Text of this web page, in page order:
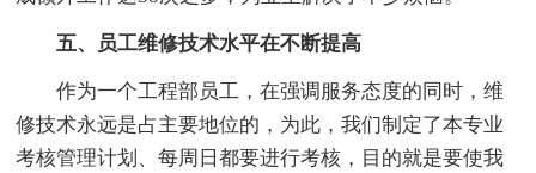
五、员工维修技术水平在不断提高
作为一个工程部员工，在强调服务态度的同时，维
修技术永远是占主要地位的，为此，我们制定了本专业
考核管理计划、每周日都要进行考核，目的就是要使我